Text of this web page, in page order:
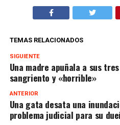
TEMAS RELACIONADOS
SIGUIENTE
Una madre apuñala a sus
sangriento y «horrible»
ANTERIOR
Una gata desata una
problema judicial para su